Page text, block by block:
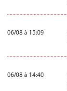
06/08 à 15:09
06/08 à 14:40